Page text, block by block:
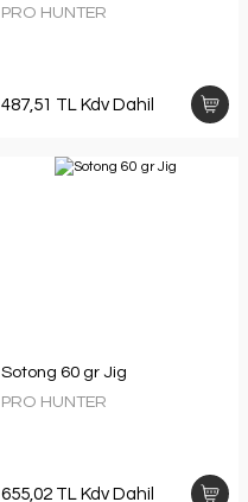
PRO HUNTER
487,51 TL Kdv Dahil
Sotong 60 gr Jig
PRO HUNTER
655,02 TL Kdv Dahil